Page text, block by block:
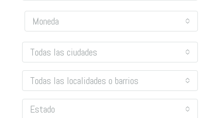
Moneda
Todas las ciudades
Todas las localidades o barrios
Estado